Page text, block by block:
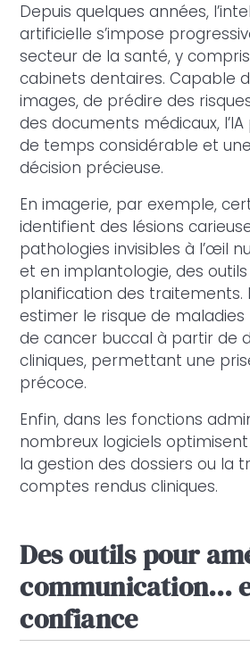
Depuis quelques années,
artificielle s’impose
secteur de la santé, y
cabinets dentaires. Capable
images, de prédire des
des documents médicaux,
de temps considérable et
décision précieuse.
En imagerie, par exemple,
identifient des lésions
pathologies invisibles à l’œil
et en implantologie, des
planification des traitements.
estimer le risque de
de cancer buccal à partir de
cliniques, permettant une
précoce.
Enfin, dans les fonctions
nombreux logiciels
la gestion des dossiers ou la
comptes rendus cliniques.
Des outils pour
communication…
confiance